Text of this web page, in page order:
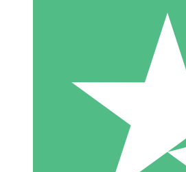
Paquetes de
Paga según el uso con créditos de
10 00